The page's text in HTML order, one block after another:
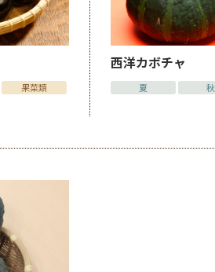
果菜類
西洋カボチャ
夏 秋